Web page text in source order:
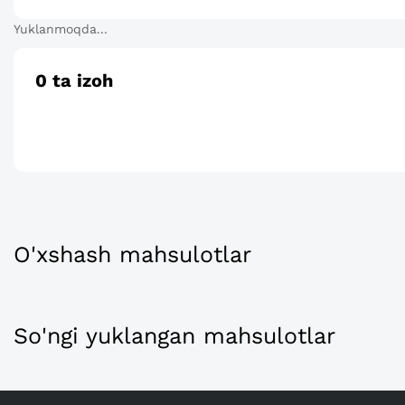
Yuklanmoqda...
0 ta izoh
O'xshash mahsulotlar
So'ngi yuklangan mahsulotlar